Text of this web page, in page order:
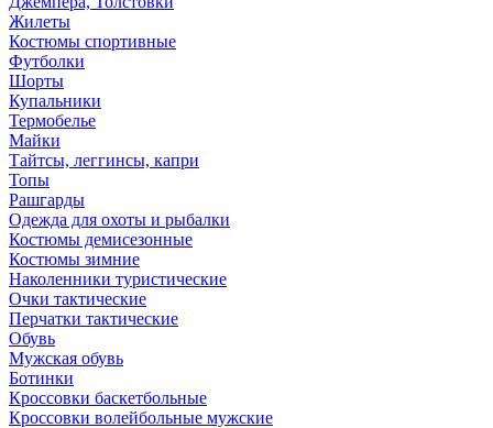
Жилеты
Костюмы спортивные
Футболки
Шорты
Купальники
Термобелье
Майки
Тайтсы, леггинсы, капри
Топы
Рашгарды
Одежда для охоты и рыбалки
Костюмы демисезонные
Костюмы зимние
Наколенники туристические
Очки тактические
Перчатки тактические
Обувь
Мужская обувь
Ботинки
Кроссовки баскетбольные
Кроссовки волейбольные мужские